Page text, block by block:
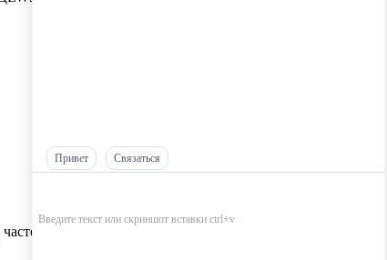
Привет Связаться
оптом，